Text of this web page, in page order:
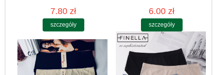
7.80 zł
szczegóły
6.00 zł
szczegóły